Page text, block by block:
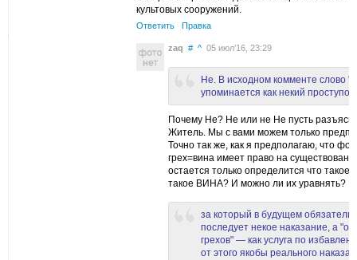
культовых сооружений.
Ответить Правка
zaq # ^ 05 июл’16, 23:29
Не. В исходном комменте слово
упоминается как некий проступок
Почему Не? Не или не Не пусть
Житель. Мы с вами можем только
Точно так же, как я предполагаю, что
грех=вина имеет право на
остается только определится что такое
такое ВИНА? И можно ли их уравнять?
за который в будущем
последует некое наказание, а
грехов" — как услуга по
от этого якобы реального